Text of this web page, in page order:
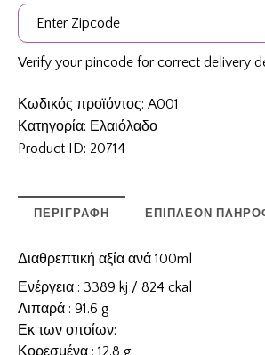
Verify your pincode for correct delivery
Κωδικός προϊόντος: A001
Κατηγορία: Ελαιόλαδο
Product ID: 20714
ΠΕΡΙΓΡΑΦΉ ΕΠΙΠΛΈΟΝ
Διαθρεπτική αξία ανά 100ml
Ενέργεια : 3389 kj / 824 ckal
Λιπαρά : 91.6 g
Εκ των οποίων:
Κορεσμένα : 12.8 g